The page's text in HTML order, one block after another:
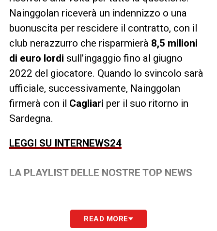
Nainggolan riceverà un indennizzo o una
buonuscita per rescidere il contratto, con il
club nerazzurro che risparmierà 8,5 milioni
di euro lordi sull’ingaggio fino al giugno
2022 del giocatore. Quando lo svincolo sarà
ufficiale, successivamente, Nainggolan
firmerà con il Cagliari per il suo ritorno in
Sardegna.
LEGGI SU INTERNEWS24
LA PLAYLIST DELLE NOSTRE TOP NEWS
READ MORE